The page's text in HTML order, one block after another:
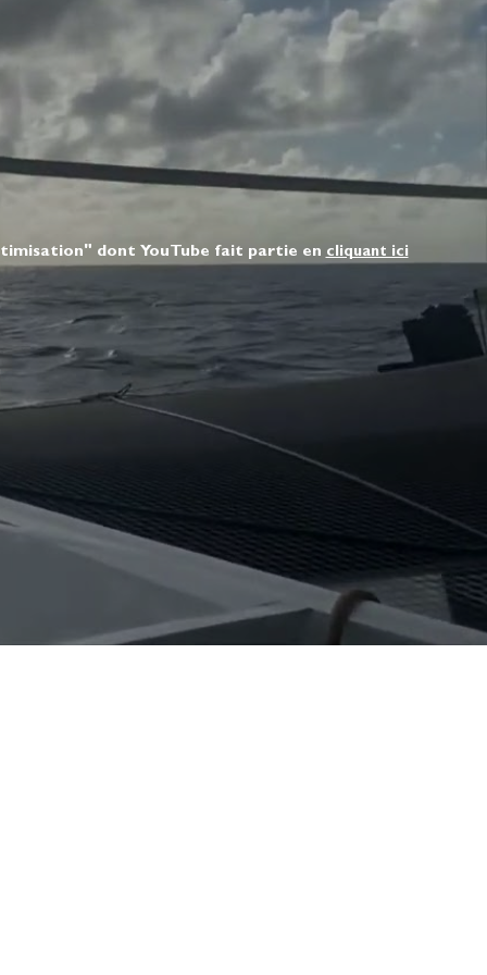
dont YouTube fait partie en cliquant ici